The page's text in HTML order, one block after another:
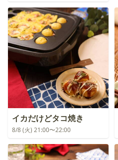
イカだけどタコ焼き
8/8 (火) 21:00〜22:00